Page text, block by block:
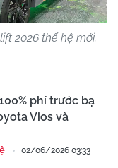
2026 thế hệ mới.
phí trước bạ
Vios và
02/06/2026 03:33